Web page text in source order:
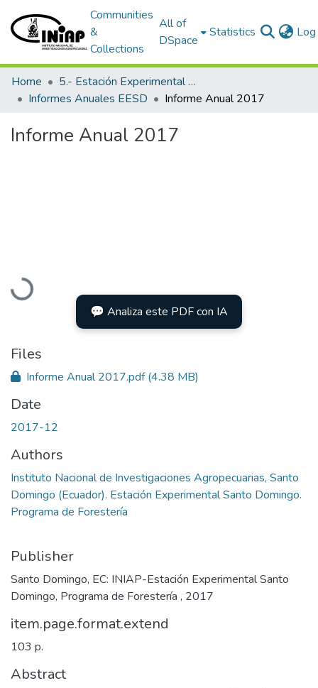
Communities
&
Collections
All of
DSpace
Statistics
Home
5.- Estación Experimental Santo Domingo
Informes Anuales EESD
Informe Anual 2017
Informe Anual 2017
Loading...
💬 Analiza este PDF con IA
Files
Informe Anual 2017.pdf(4.38 MB)
Date
2017-12
Authors
Instituto Nacional de Investigaciones Agropecuarias, Santo
Domingo (Ecuador). Estación Experimental Santo Domingo.
Programa de Forestería
Publisher
Santo Domingo, EC: INIAP-Estación Experimental Santo
Domingo, Programa de Forestería , 2017
item.page.format.extend
103 p.
Abstract